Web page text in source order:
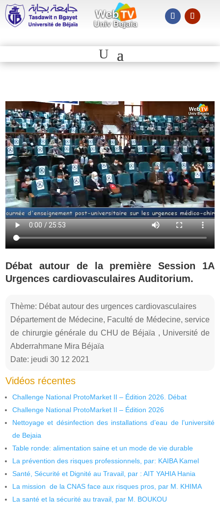
Débat autour de la première Session 1A
Urgences cardiovasculaires Auditorium.
Thème: Débat autour des urgences cardiovasculaires
Département de Médecine, Faculté de Médecine, service
de chirurgie générale du CHU de Béjaïa , Université de
Abderrahmane Mira Béjaïa
Date: jeudi 30 12 2021
Vidéos récentes
Challenge National ProtoMarket II – Édition 2026. Débat
Challenge National ProtoMarket II – Édition 2026
Nettoyage et désinfection des installations d’eau de l’université
de Bejaia
Table ronde: alimentation saine et un mode de vie durable
La prévention des risques professionnels, par: KAIBA Kamel
Santé, Sécurité et Dignité au Travail, par : AIT YAHIA Hania
La mission de la CNAS face aux risques pros, par M. KHIMA
La santé et la sécurité au travail, par M. BOUKOU